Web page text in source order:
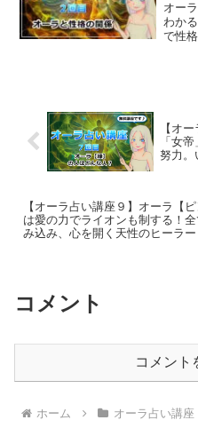
オー
わか
で性
【オ
「女
努力。
【オーラ占い講座９】オーラ【ピ
は愛の力でライオンも制する！
み込み、心を開く天性のヒーラー
コメント
コメント
ホーム オーラ占い講座